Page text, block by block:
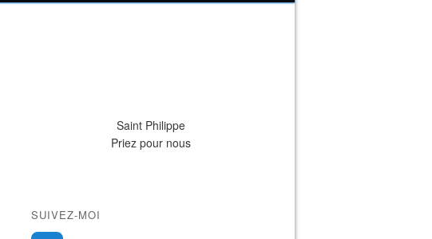
Saint Philippe
Priez pour nous
SUIVEZ-MOI